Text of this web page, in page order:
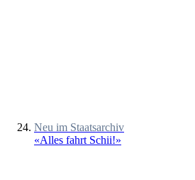
Neu im Staatsarchiv
«Alles fahrt Schii!»